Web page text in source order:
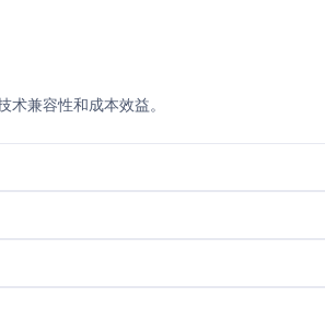
兼容性和成本效益。